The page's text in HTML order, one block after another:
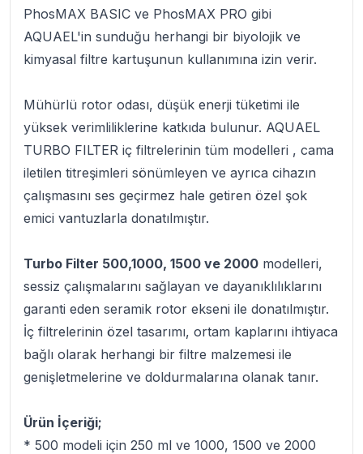
PhosMAX BASIC ve PhosMAX PRO gibi
AQUAEL'in sunduğu herhangi bir biyolojik ve
kimyasal filtre kartuşunun kullanımına izin verir.
Mühürlü rotor odası, düşük enerji tüketimi ile
yüksek verimliliklerine katkıda bulunur. AQUAEL
TURBO FILTER iç filtrelerinin tüm modelleri , cama
iletilen titreşimleri sönümleyen ve ayrıca cihazın
çalışmasını ses geçirmez hale getiren özel şok
emici vantuzlarla donatılmıştır.
Turbo Filter 500,1000, 1500 ve 2000 modelleri,
sessiz çalışmalarını sağlayan ve dayanıklılıklarını
garanti eden seramik rotor ekseni ile donatılmıştır.
İç filtrelerinin özel tasarımı, ortam kaplarını ihtiyaca
bağlı olarak herhangi bir filtre malzemesi ile
genişletmelerine ve doldurmalarına olanak tanır.
Ürün İçeriği;
* 500 modeli için 250 ml ve 1000, 1500 ve 2000